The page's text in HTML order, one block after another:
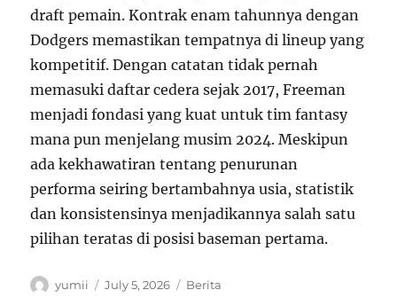
draft pemain. Kontrak enam tahunnya dengan
Dodgers memastikan tempatnya di lineup yang
kompetitif. Dengan catatan tidak pernah
memasuki daftar cedera sejak 2017, Freeman
menjadi fondasi yang kuat untuk tim fantasy
mana pun menjelang musim 2024. Meskipun
ada kekhawatiran tentang penurunan
performa seiring bertambahnya usia, statistik
dan konsistensinya menjadikannya salah satu
pilihan teratas di posisi baseman pertama.
Author
yumii
Posted
July 5, 2026 Categories
Berita